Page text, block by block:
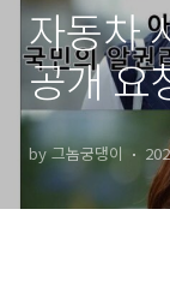
자동차 사고
공개 요
by 그놈궁댕이